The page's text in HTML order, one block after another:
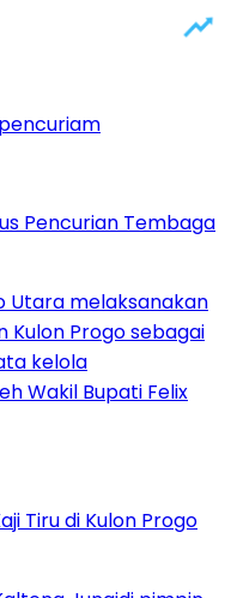
Pencurian Tembaga
Tiru di Kulon Progo